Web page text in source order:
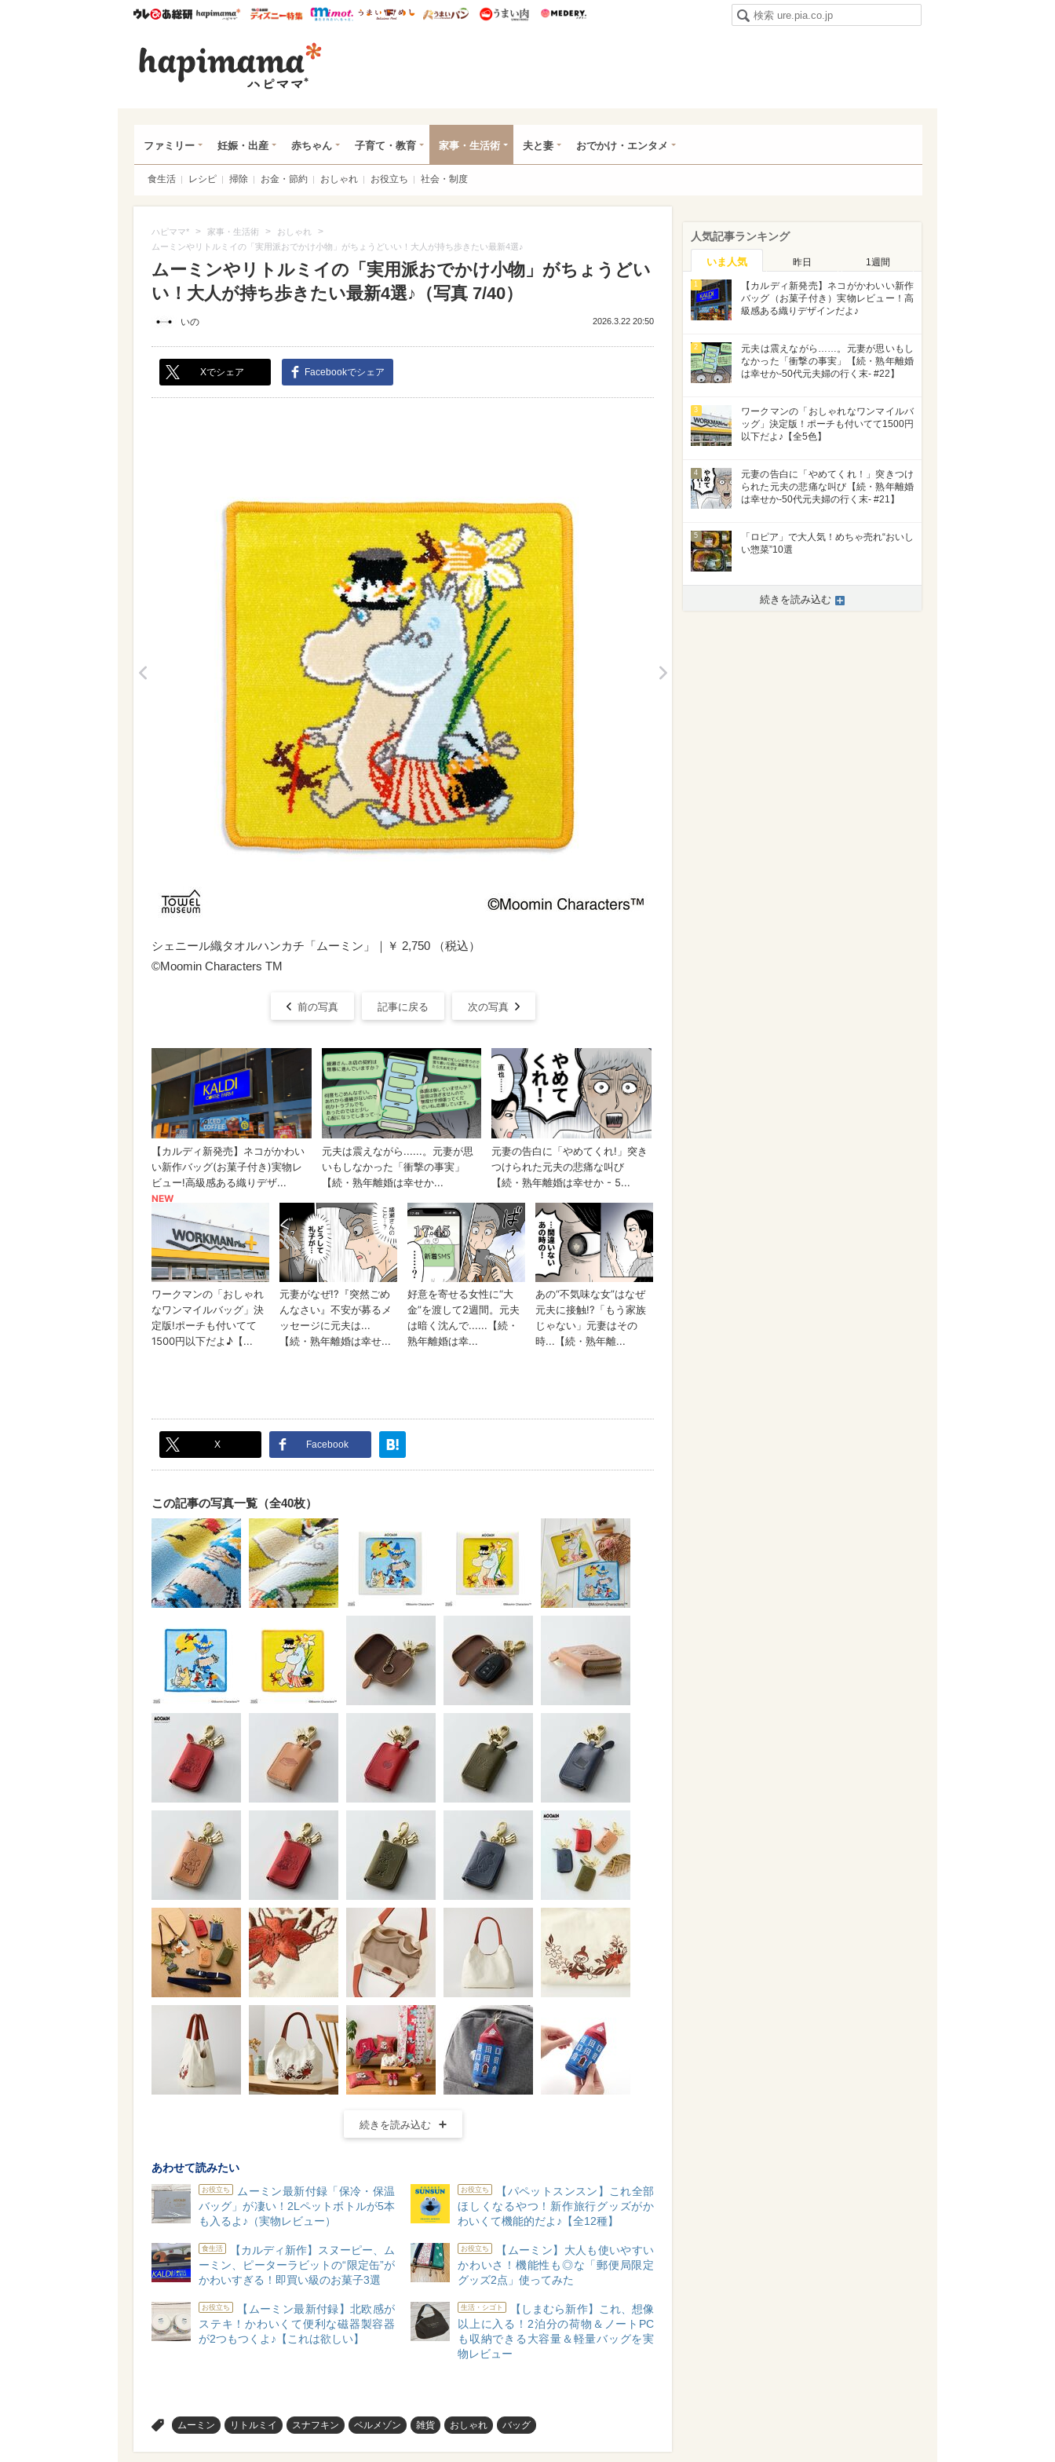
ウレぴあ総研ハピママ* ウレぴあ総研 ディズニー特集
mimot. うまいめし うまいパン うまい肉
ファミリー 妊娠・出産 赤ちゃん 子育て・教育 家事・生活術 夫と妻 おでかけ・エンタメ
食生活 レシピ 掃除 お金・節約 おしゃれ お役立ち 社会・制度
ハピママ* > 家事・生活術 > おしゃれ >
ムーミンやリトルミイの「実用派おでかけ小物」がちょうどいい！大人が持ち歩きたい最新4選♪
ムーミンやリトルミイの「実用派おでかけ小物」がちょうどい
い！大人が持ち歩きたい最新4選♪（写真 7/40）
いの 2026.3.22 20:50
Xでシェア Facebookでシェア
シェニール織タオルハンカチ「ムーミン」｜￥ 2,750 （税込）
©Moomin Characters TM
前の写真 記事に戻る 次の写真
X Facebook
この記事の写真一覧（全40枚）
続きを読み込む
あわせて読みたい
お役立ち
ムーミン最新付録「保冷・保温
バッグ」が凄い！2Lペットボトルが5本
も入るよ♪（実物レビュー）
お役立ち
【パペットスンスン】これ全部
ほしくなるやつ！新作旅行グッズがか
わいくて機能的だよ♪【全12種】
食生活
【カルディ新作】スヌーピー、ム
ーミン、ピーターラビットの“限定缶”が
かわいすぎる！即買い級のお菓子3選
お役立ち
【ムーミン】大人も使いやすい
かわいさ！機能性も◎な「郵便局限定
グッズ2点」使ってみた
お役立ち
【ムーミン最新付録】北欧感が
ステキ！かわいくて便利な磁器製容器
が2つもつくよ♪【これは欲しい】
生活・シゴト
【しまむら新作】これ、想像
以上に入る！2泊分の荷物＆ノートPC
も収納できる大容量＆軽量バッグを実
物レビュー
ムーミン リトルミイ スナフキン ベルメゾン 雑貨 おしゃれ バッグ
人気記事ランキング
いま人気 昨日 1週間
1
【カルディ新発売】ネコがかわいい新作
バッグ（お菓子付き）実物レビュー！高
級感ある織りデザインだよ♪
2
元夫は震えながら……。元妻が思いもし
なかった「衝撃の事実」【続・熟年離婚
は幸せか-50代元夫婦の行く末- #22】
3
ワークマンの「おしゃれなワンマイルバ
ッグ」決定版！ポーチも付いてて1500円
以下だよ♪【全5色】
4
元妻の告白に「やめてくれ！」突きつけ
られた元夫の悲痛な叫び【続・熟年離婚
は幸せか-50代元夫婦の行く末- #21】
5
「ロピア」で大人気！めちゃ売れ“おいし
い惣菜”10選
続きを読み込む